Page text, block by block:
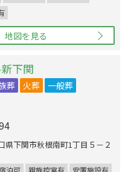
地図を見る
下関
葬 火葬
一般葬
県下関市秋根南町1丁目５－２